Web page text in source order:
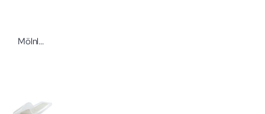
Mölnlycke Mepilex Lite Schaumverband Dünner Schaumverband für oberflächliche Wunden mit Safetac Technologie von Mölnlycke